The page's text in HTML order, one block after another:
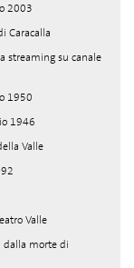
2003
Caracalla
streaming su canale
1950
1946
Valle
Valle
dalla morte di